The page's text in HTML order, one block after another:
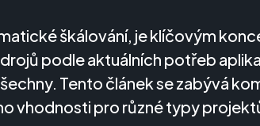
škálování, je klíčovým
podle aktuálních potřeb
Tento článek se zabývá
vhodnosti pro různé typy